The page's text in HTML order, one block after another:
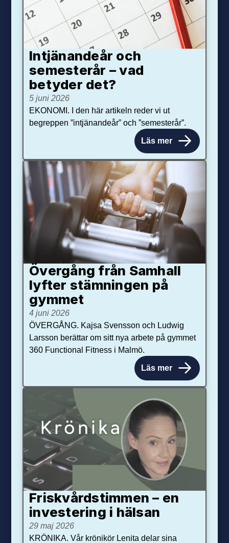
Intjänandeår och
semesterår – vad
betyder det?
5 juni 2026
EKONOMI. I den här artikeln reder vi ut
begreppen ”intjänandeår” och ”semesterår”.
Läs mer
Övergång från Samhall
lyfter stämningen på
gymmet
4 juni 2026
ÖVERGÅNG. Kajsa Svensson och Ludwig
Larsson berättar om sitt nya arbete på gymmet
360 Functional Fitness i Malmö.
Läs mer
Friskvårdstimmen – en
investering i hälsan
29 maj 2026
KRÖNIKA. Vår krönikör Lenita delar sina